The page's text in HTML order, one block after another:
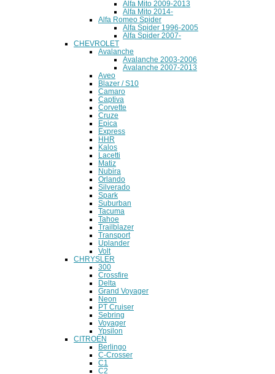
Alfa Mito 2009-2013
Alfa Mito 2014-
Alfa Romeo Spider
Alfa Spider 1996-2005
Alfa Spider 2007-
CHEVROLET
Avalanche
Avalanche 2003-2006
Avalanche 2007-2013
Aveo
Blazer / S10
Camaro
Captiva
Corvette
Cruze
Epica
Express
HHR
Kalos
Lacetti
Matiz
Nubira
Orlando
Silverado
Spark
Suburban
Tacuma
Tahoe
Trailblazer
Transport
Uplander
Volt
CHRYSLER
300
Crossfire
Delta
Grand Voyager
Neon
PT Cruiser
Sebring
Voyager
Ypsilon
CITROEN
Berlingo
C-Crosser
C1
C2